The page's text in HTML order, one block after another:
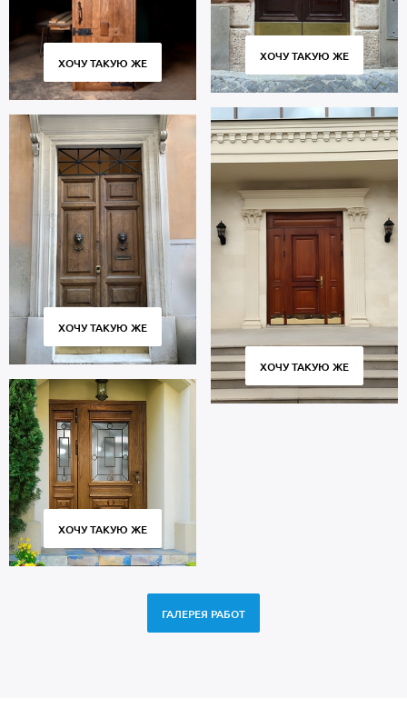
ХОЧУ ТАКУЮ ЖЕ
ХОЧУ ТАКУЮ ЖЕ
ХОЧУ ТАКУЮ ЖЕ
ХОЧУ ТАКУЮ ЖЕ
ХОЧУ ТАКУЮ ЖЕ
ГАЛЕРЕЯ РАБОТ